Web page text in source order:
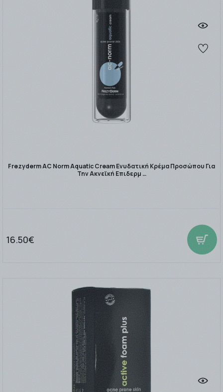
Frezyderm AC Norm Aquatic Cream Ενυδατική Κρέμα Προσώπου Για
Την Ακνεϊκή Επιδερμ …
16.50€